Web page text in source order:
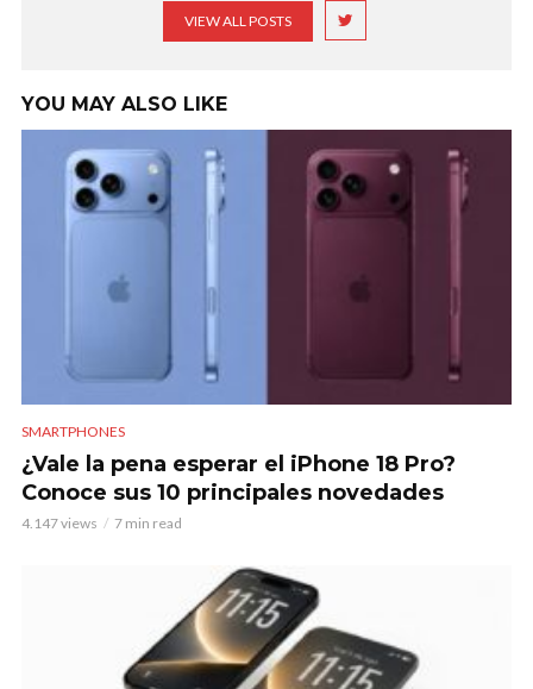
VIEW ALL POSTS
YOU MAY ALSO LIKE
SMARTPHONES
¿Vale la pena esperar el iPhone 18 Pro?
Conoce sus 10 principales novedades
4.147 views 7 min read